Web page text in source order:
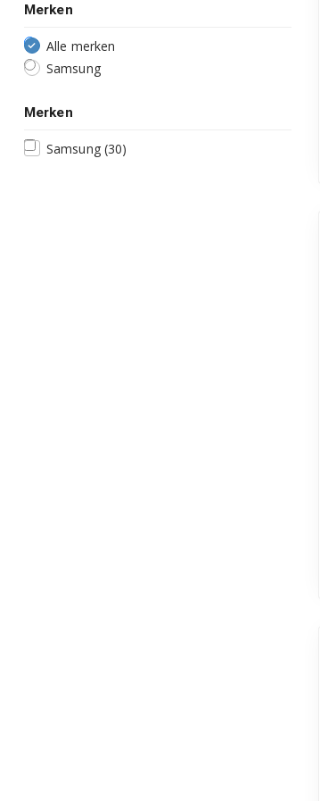
Merken
Alle merken
Samsung
Merken
Samsung (30)